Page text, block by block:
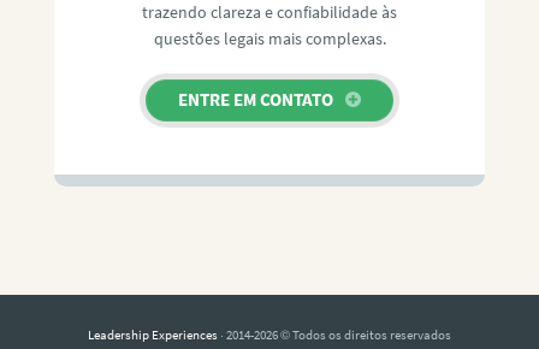
trazendo clareza e confiabilidade às
questões legais mais complexas.
ENTRE EM CONTATO
Leadership Experiences · 2014-2026 © Todos os direitos reservados